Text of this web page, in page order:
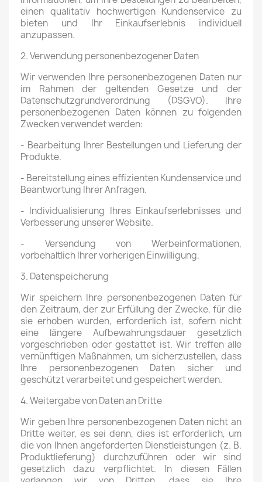
einen qualitativ hochwertigen Kundenservice zu
bieten und Ihr Einkaufserlebnis individuell
anzupassen.
2. Verwendung personenbezogener Daten
Wir verwenden Ihre personenbezogenen Daten nur
im Rahmen der geltenden Gesetze und der
Datenschutzgrundverordnung (DSGVO). Ihre
personenbezogenen Daten können zu folgenden
Zwecken verwendet werden:
- Bearbeitung Ihrer Bestellungen und Lieferung der
Produkte.
- Bereitstellung eines effizienten Kundenservice und
Beantwortung Ihrer Anfragen.
- Individualisierung Ihres Einkaufserlebnisses und
Verbesserung unserer Website.
- Versendung von Werbeinformationen,
vorbehaltlich Ihrer vorherigen Einwilligung.
3. Datenspeicherung
Wir speichern Ihre personenbezogenen Daten für
den Zeitraum, der zur Erfüllung der Zwecke, für die
sie erhoben wurden, erforderlich ist, sofern nicht
eine längere Aufbewahrungsdauer gesetzlich
vorgeschrieben oder gestattet ist. Wir treffen alle
vernünftigen Maßnahmen, um sicherzustellen, dass
Ihre personenbezogenen Daten sicher und
geschützt verarbeitet und gespeichert werden.
4. Weitergabe von Daten an Dritte
Wir geben Ihre personenbezogenen Daten nicht an
Dritte weiter, es sei denn, dies ist erforderlich, um
die von Ihnen angeforderten Dienstleistungen (z. B.
Produktlieferung) durchzuführen oder wir sind
gesetzlich dazu verpflichtet. In diesen Fällen